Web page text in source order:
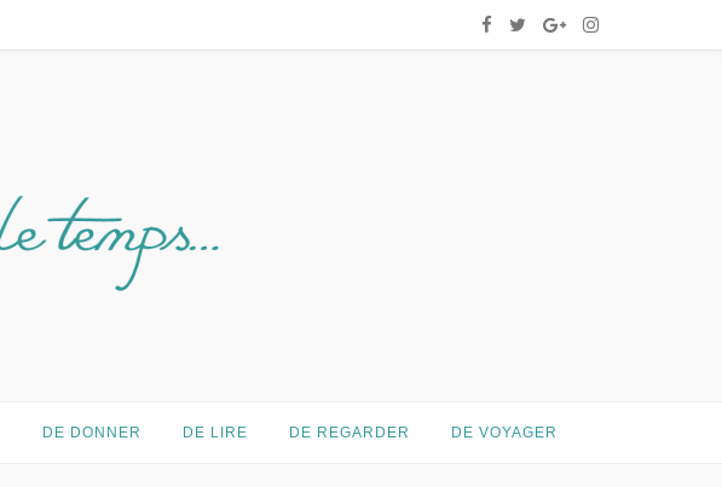
DE DONNER DE LIRE DE REGARDER DE VOYAGER